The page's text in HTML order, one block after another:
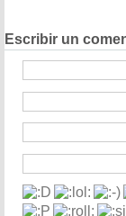
Escribir un